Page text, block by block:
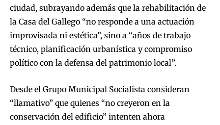
ciudad, subrayando además que la rehabilitación de
la Casa del Gallego “no responde a una actuación
improvisada ni estética”, sino a “años de trabajo
técnico, planificación urbanística y compromiso
político con la defensa del patrimonio local”.
Desde el Grupo Municipal Socialista consideran
“llamativo” que quienes “no creyeron en la
conservación del edificio” intenten ahora